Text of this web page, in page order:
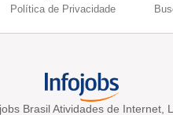
Política de Privacidade
Brasil Atividades de Internet,